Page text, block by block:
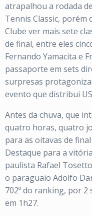
atrapalhou a rodada
Tennis Classic, porém
Clube ver mais sete
de final, entre eles
Fernando Yamacita e
passaporte em sets
surpresas
evento que distribui
Antes da chuva, que
quatro horas, quatro
para as oitavas de
Destaque para a
paulista Rafael
o paraguaio Adolfo
702º do ranking, por 2
em 1h27.